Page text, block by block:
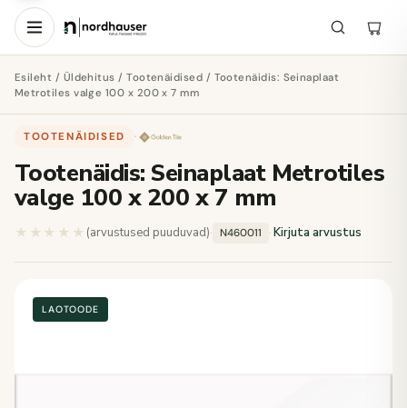
Esileht / Üldehitus /Tootenäidised / Tootenäidis: Seinaplaat
Metrotiles valge 100 x 200 x 7 mm
TOOTENÄIDISED ·
Tootenäidis: Seinaplaat Metrotiles
valge 100 x 200 x 7 mm
★★★★★ ★★★★★
(arvustused puuduvad)· N460011 ·Kirjuta arvustus
LAOTOODE